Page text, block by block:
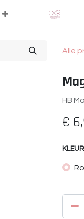
Alle
HB
€
KLEUR